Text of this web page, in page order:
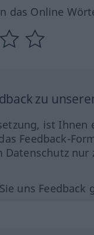
das Online
zu
ist Ihnen
Feedback-
Datenschutz
uns Feedback